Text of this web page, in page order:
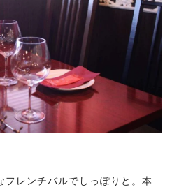
フレンチバルでしっぽりと。本